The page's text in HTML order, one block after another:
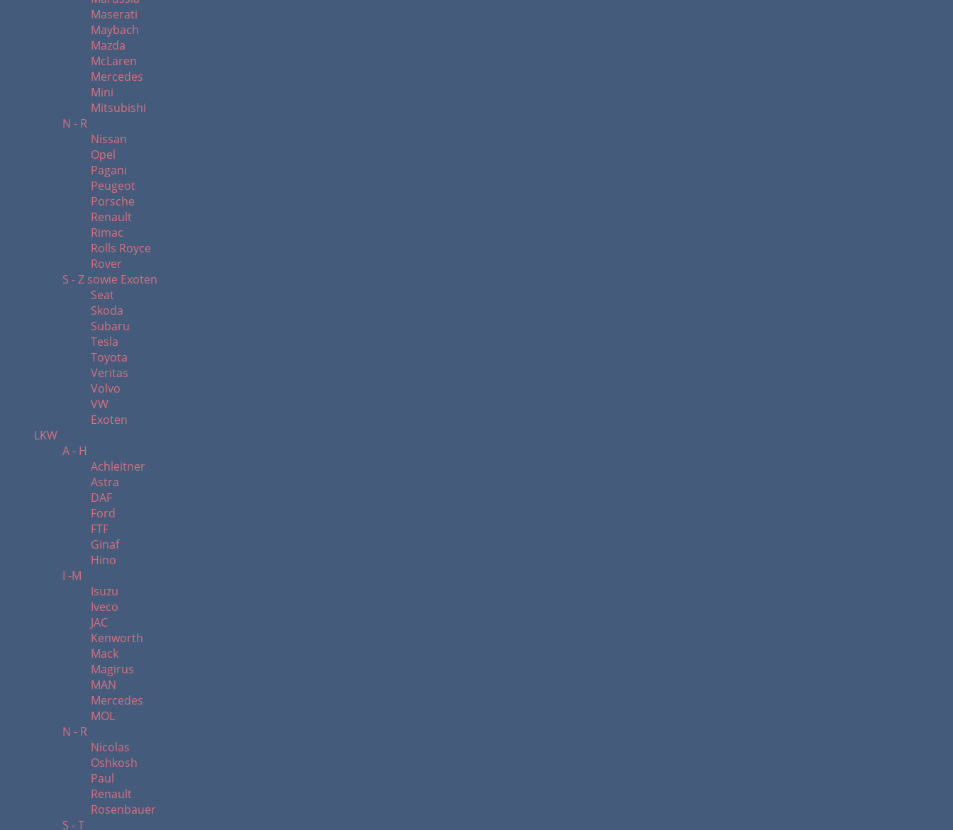
Maserati
Maybach
Mazda
McLaren
Mercedes
Mini
Mitsubishi
N - R
Nissan
Opel
Pagani
Peugeot
Porsche
Renault
Rimac
Rolls Royce
Rover
S - Z sowie Exoten
Seat
Skoda
Subaru
Tesla
Toyota
Veritas
Volvo
VW
Exoten
LKW
A - H
Achleitner
Astra
DAF
Ford
FTF
Ginaf
Hino
I -M
Isuzu
Iveco
JAC
Kenworth
Mack
Magirus
MAN
Mercedes
MOL
N - R
Nicolas
Oshkosh
Paul
Renault
Rosenbauer
S - T